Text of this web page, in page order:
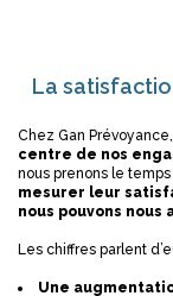
La
Chez Gan Prévoyance,
centre de nos
nous prenons le temps
mesurer leur
nous pouvons nous
Les chiffres parlent
Une